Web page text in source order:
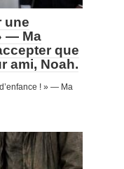
une
— Ma
que
ami, Noah.
! » — Ma